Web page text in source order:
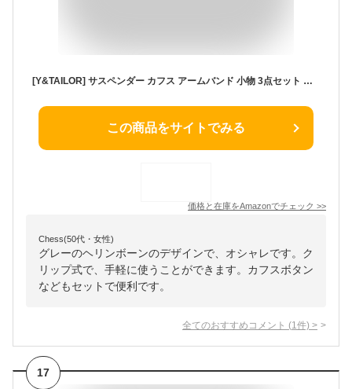
[Y&TAILOR] サスペンダー カフス アームバンド 小物 3点セット 結婚式 披露宴【Ｊ】 (【Ｊ-H】ヘリンボーン柄)
この商品をサイトでみる
価格と在庫をAmazonでチェック >>
Chess(50代・女性)
グレーのヘリンボーンのデザインで、オシャレです。ク
リップ式で、手軽に使うことができます。カフスボタン
などもセットで便利です。
全てのおすすめコメント (1 件) >
17